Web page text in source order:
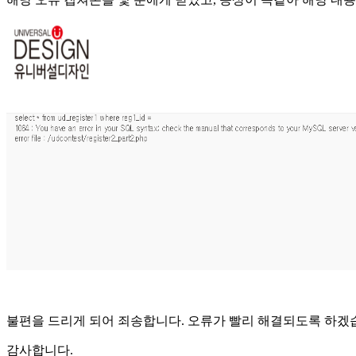
불편을 드리게 되어 죄송합니다. 오류가 빨리 해결되도록 하겠
감사합니다.